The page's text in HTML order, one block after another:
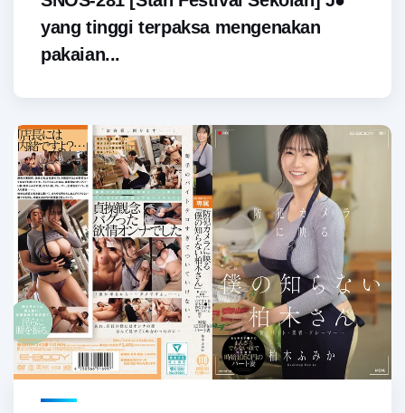
yang tinggi terpaksa mengenakan
pakaian...